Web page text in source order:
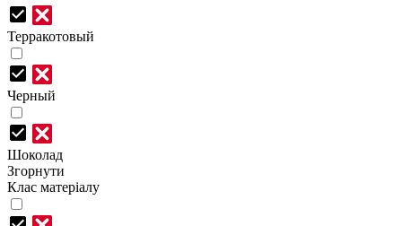
Терракотовый
Черный
Шоколад
Згорнути
Клас матеріалу